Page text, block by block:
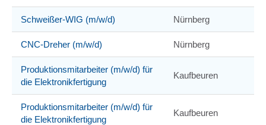
Schweißer-WIG (m/w/d) Nürnberg
CNC-Dreher (m/w/d) Nürnberg
Produktionsmitarbeiter (m/w/d) für
die Elektronikfertigung
Kaufbeuren
Produktionsmitarbeiter (m/w/d) für
die Elektronikfertigung
Kaufbeuren